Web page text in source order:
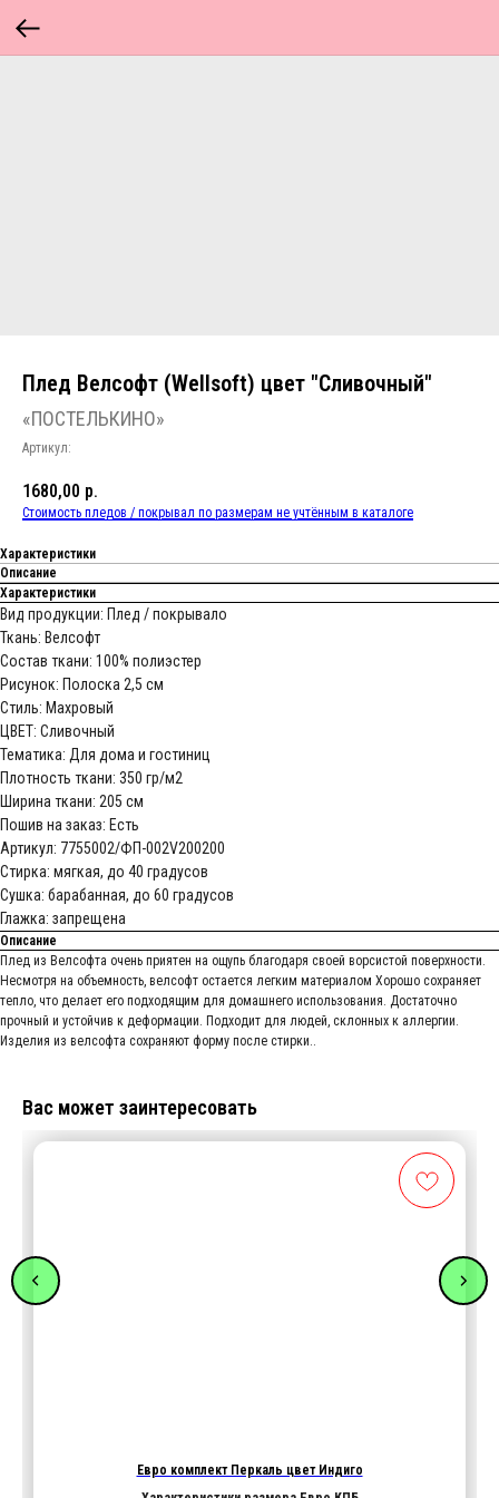
Плед Велсофт (Wellsoft) цвет "Сливочный"
«ПОСТЕЛЬКИНО»
Артикул:
1680,00 р.
Стоимость пледов / покрывал по размерам не учтённым в каталоге
Характеристики
Описание
Характеристики
Вид продукции: Плед / покрывало
Ткань: Велсофт
Состав ткани: 100% полиэстер
Рисунок: Полоска 2,5 см
Стиль: Махровый
ЦВЕТ: Сливочный
Тематика: Для дома и гостиниц
Плотность ткани: 350 гр/м2
Ширина ткани: 205 см
Пошив на заказ: Есть
Артикул: 7755002/ФП-002V200200
Стирка: мягкая, до 40 градусов
Сушка: барабанная, до 60 градусов
Глажка: запрещена
Описание
Плед из Велсофта очень приятен на ощупь благодаря своей ворсистой поверхности.
Несмотря на объемность, велсофт остается легким материалом Хорошо сохраняет
тепло, что делает его подходящим для домашнего использования. Достаточно
прочный и устойчив к деформации. Подходит для людей, склонных к аллергии.
Изделия из велсофта сохраняют форму после стирки..
Вас может заинтересовать
Евро комплект Перкаль цвет Индиго